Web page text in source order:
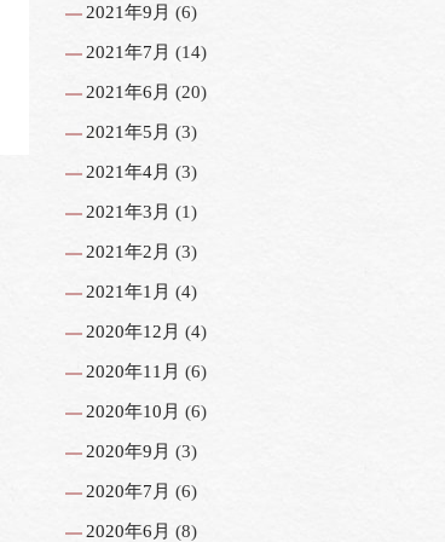
2021年9月 (6)
2021年7月 (14)
2021年6月 (20)
2021年5月 (3)
2021年4月 (3)
2021年3月 (1)
2021年2月 (3)
2021年1月 (4)
2020年12月 (4)
2020年11月 (6)
2020年10月 (6)
2020年9月 (3)
2020年7月 (6)
2020年6月 (8)